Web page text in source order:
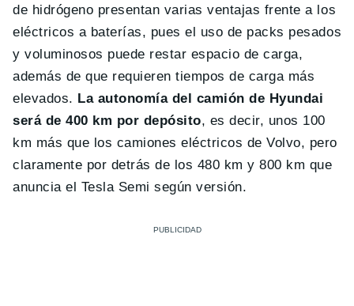
de hidrógeno presentan varias ventajas frente a los
eléctricos a baterías, pues el uso de packs pesados
y voluminosos puede restar espacio de carga,
además de que requieren tiempos de carga más
elevados. La autonomía del camión de Hyundai
será de 400 km por depósito, es decir, unos 100
km más que los camiones eléctricos de Volvo, pero
claramente por detrás de los 480 km y 800 km que
anuncia el Tesla Semi según versión.